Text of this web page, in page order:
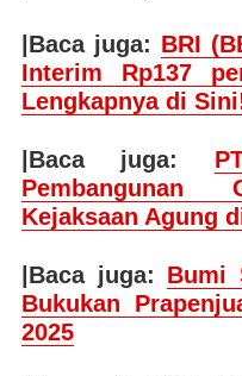
|Baca juga: BRI
Interim Rp137
Lengkapnya di
|Baca juga:
Pembangunan
Kejaksaan Agung
|Baca juga: Bumi
Bukukan
2025